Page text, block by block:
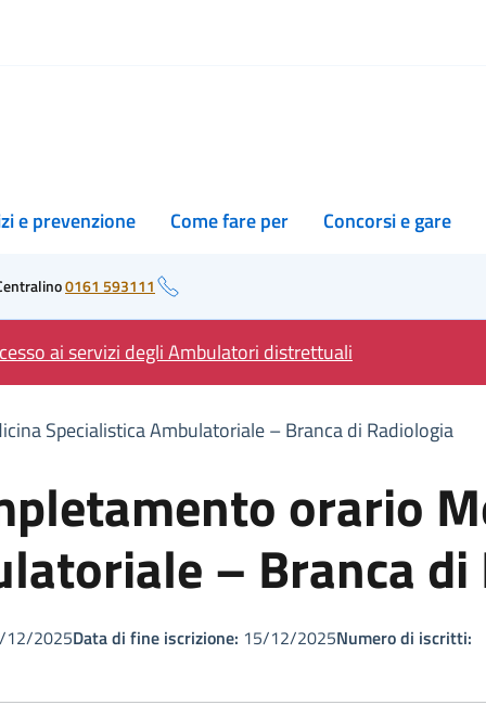
e prevenzione Come fare per Concorsi e gare
0161 593111
ai servizi degli Ambulatori distrettuali
Specialistica Ambulatoriale – Branca di Radiologia
orario
– Branca
12/2025Data di fine iscrizione: 15/12/2025Numero di iscritti: